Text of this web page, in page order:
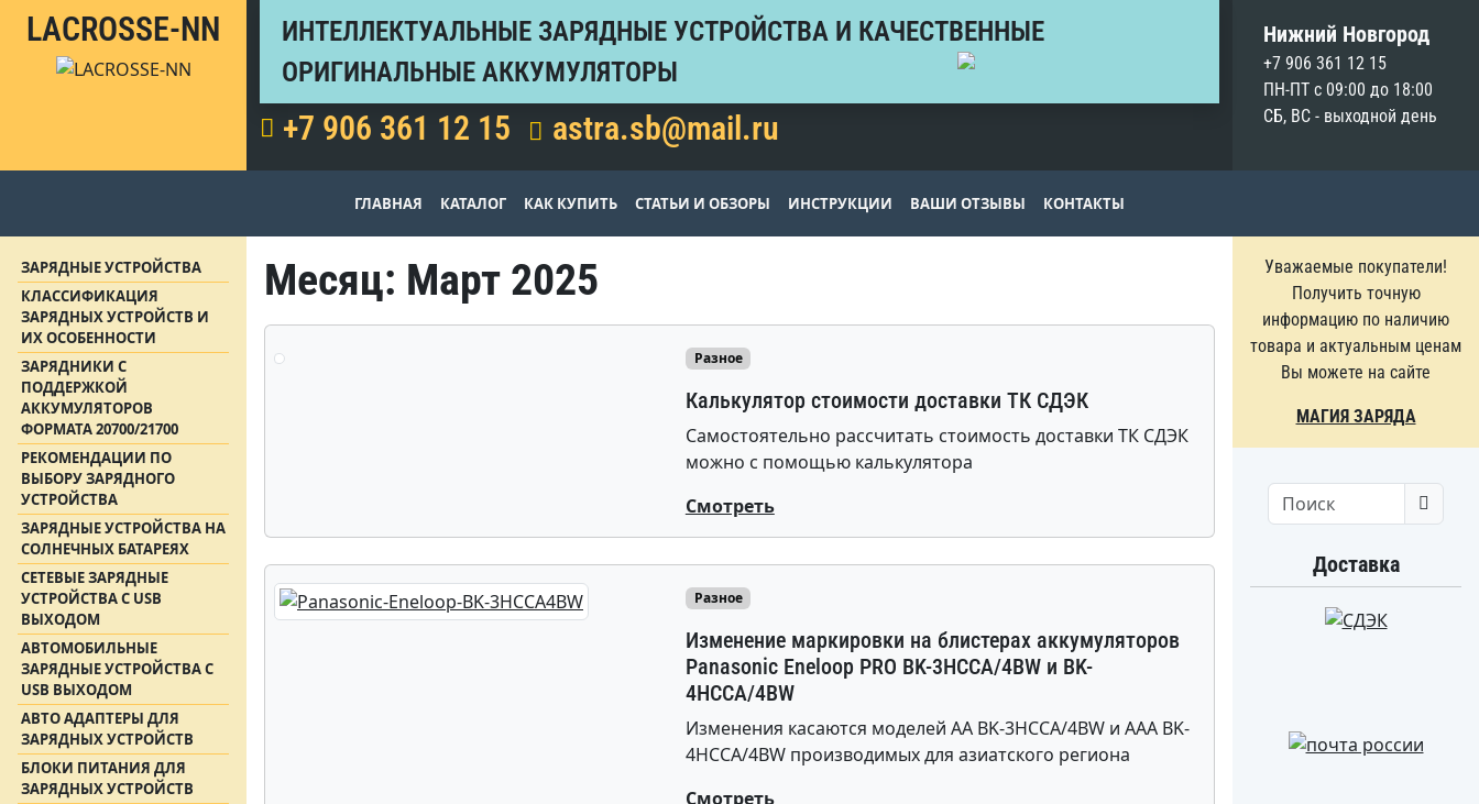
LACROSSE-NN
ИНТЕЛЛЕКТУАЛЬНЫЕ ЗАРЯДНЫЕ УСТРОЙСТВА И КАЧЕСТВЕННЫЕ
ОРИГИНАЛЬНЫЕ АККУМУЛЯТОРЫ
+7 906 361 12 15 astra.sb@mail.ru
Нижний Новгород
+7 906 361 12 15
ПН-ПТ с 09:00 до 18:00
СБ, ВС - выходной день
ГЛАВНАЯ КАТАЛОГ КАК КУПИТЬ СТАТЬИ И ОБЗОРЫ ИНСТРУКЦИИ ВАШИ ОТЗЫВЫ КОНТАКТЫ
ЗАРЯДНЫЕ УСТРОЙСТВА
КЛАССИФИКАЦИЯ
ЗАРЯДНЫХ УСТРОЙСТВ И
ИХ ОСОБЕННОСТИ
ЗАРЯДНИКИ С
ПОДДЕРЖКОЙ
АККУМУЛЯТОРОВ
ФОРМАТА 20700/21700
РЕКОМЕНДАЦИИ ПО
ВЫБОРУ ЗАРЯДНОГО
УСТРОЙСТВА
ЗАРЯДНЫЕ УСТРОЙСТВА НА
СОЛНЕЧНЫХ БАТАРЕЯХ
СЕТЕВЫЕ ЗАРЯДНЫЕ
УСТРОЙСТВА С USB
ВЫХОДОМ
АВТОМОБИЛЬНЫЕ
ЗАРЯДНЫЕ УСТРОЙСТВА С
USB ВЫХОДОМ
АВТО АДАПТЕРЫ ДЛЯ
ЗАРЯДНЫХ УСТРОЙСТВ
БЛОКИ ПИТАНИЯ ДЛЯ
ЗАРЯДНЫХ УСТРОЙСТВ
Месяц: Март 2025
Разное
Калькулятор стоимости доставки ТК СДЭК
Самостоятельно рассчитать стоимость доставки ТК СДЭК
можно с помощью калькулятора
Смотреть
Разное
Изменение маркировки на блистерах аккумуляторов
Panasonic Eneloop PRO BK-3HCCA/4BW и BK-
4HCCA/4BW
Изменения касаются моделей АА BK-3HCCA/4BW и ААА BK-
4HCCA/4BW производимых для азиатского региона
Смотреть
Уважаемые покупатели!
Получить точную
информацию по наличию
товара и актуальным ценам
Вы можете на сайте
МАГИЯ ЗАРЯДА
Search
Доставка